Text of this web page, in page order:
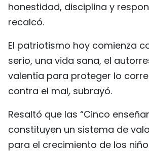
honestidad, disciplina y
recalcó.
El patriotismo hoy comienza
serio, una vida sana, el
valentía para proteger lo
contra el mal, subrayó.
Resaltó que las “Cinco
constituyen un sistema de
para el crecimiento de los